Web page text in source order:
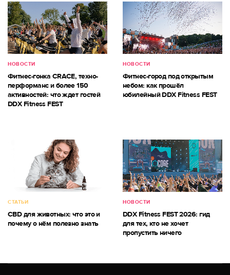
НОВОСТИ
Фитнес-гонка CRACE, техно-
перформанс и более 150
активностей: что ждет гостей
DDX Fitness FEST
НОВОСТИ
Фитнес-город под открытым
небом: как прошёл
юбилейный DDX Fitness FEST
СТАТЬИ
CBD для животных: что это и
почему о нём полезно знать
НОВОСТИ
DDX Fitness FEST 2026: гид
для тех, кто не хочет
пропустить ничего